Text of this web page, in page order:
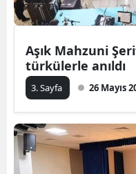
Aşık Mahzuni
türkülerle anıldı
3. Sayfa 26 Mayıs